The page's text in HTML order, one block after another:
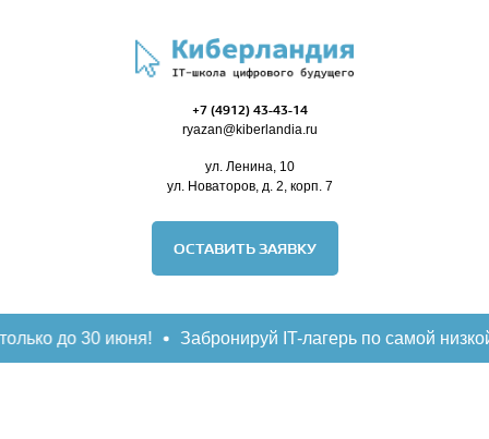
+7 (4912) 43-43-14
ryazan@kiberlandia.ru
ул. Ленина, 10
ул. Новаторов, д. 2, корп. 7
ОСТАВИТЬ ЗАЯВКУ
30 июня! Забронируй IT-лагерь по самой низкой цене